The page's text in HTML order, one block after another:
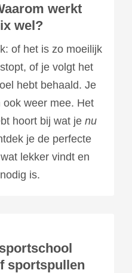
werkt
wel?
of het is zo moeilijk
of je volgt het
hebt behaald. Je
weer mee. Het
hoort bij wat je nu
je de perfecte
lekker vindt en
is.
sportspullen